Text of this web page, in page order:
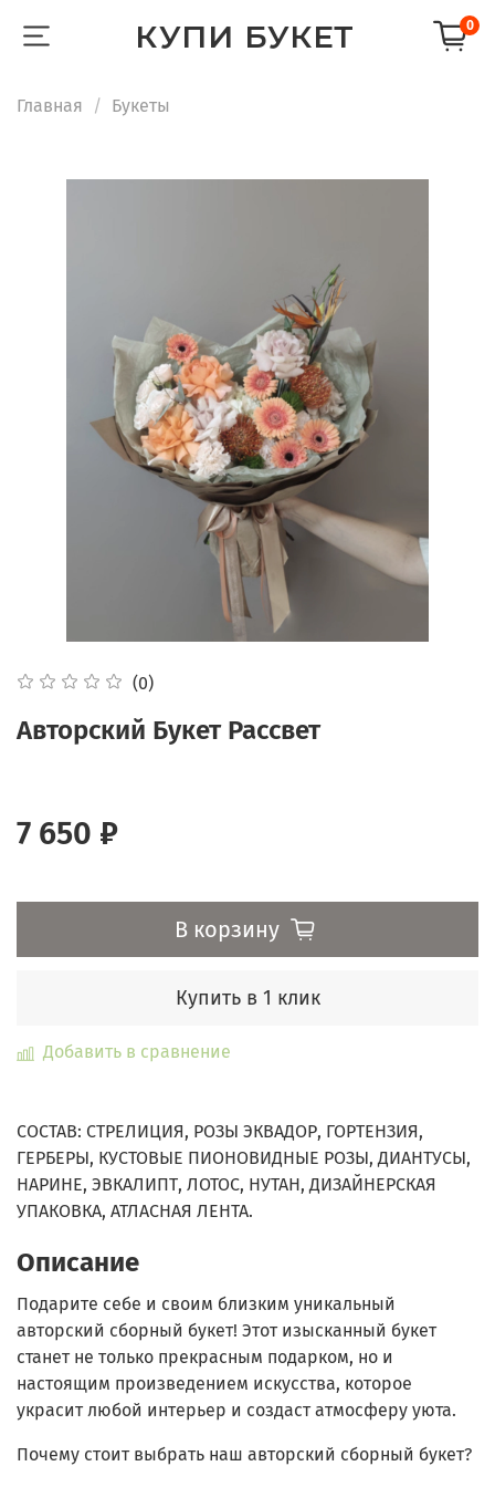
КУПИ БУКЕТ 0
Главная Букеты
(0)
Авторский Букет Рассвет
7 650 ₽
В корзину
Купить в 1 клик
Добавить в сравнение
СОСТАВ: СТРЕЛИЦИЯ, РОЗЫ ЭКВАДОР, ГОРТЕНЗИЯ,
ГЕРБЕРЫ, КУСТОВЫЕ ПИОНОВИДНЫЕ РОЗЫ, ДИАНТУСЫ,
НАРИНЕ, ЭВКАЛИПТ, ЛОТОС, НУТАН, ДИЗАЙНЕРСКАЯ
УПАКОВКА, АТЛАСНАЯ ЛЕНТА.
Описание
Подарите себе и своим близким уникальный
авторский сборный букет! Этот изысканный букет
станет не только прекрасным подарком, но и
настоящим произведением искусства, которое
украсит любой интерьер и создаст атмосферу уюта.
Почему стоит выбрать наш авторский сборный букет?